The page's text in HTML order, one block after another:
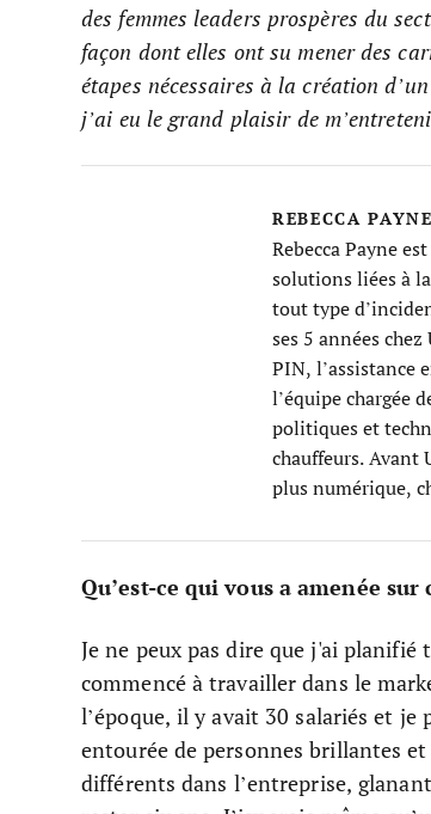
des femmes leaders prospères du
façon dont elles ont su mener des
étapes nécessaires à la création
j’ai eu le grand plaisir de
REBECCA PAYNE
Rebecca Payne
solutions liées à
tout type
ses 5 années
PIN, l’assistance
l’équipe chargée
politiques et
chauffeurs. Avant
plus numérique,
Qu’est-ce qui vous a amenée
Je ne peux pas dire que j'ai
commencé à travailler dans le
l’époque, il y avait 30 salariés et je
entourée de personnes brillantes
différents dans l’entreprise,